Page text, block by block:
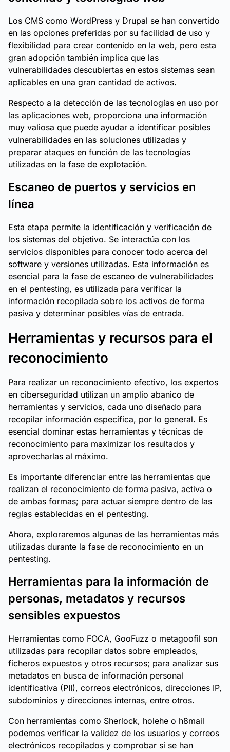
Los CMS como WordPress y Drupal se han convertido
en las opciones preferidas por su facilidad de uso y
flexibilidad para crear contenido en la web, pero esta
gran adopción también implica que las
vulnerabilidades descubiertas en estos sistemas sean
aplicables en una gran cantidad de activos.
Respecto a la detección de las tecnologías en uso por
las aplicaciones web, proporciona una información
muy valiosa que puede ayudar a identificar posibles
vulnerabilidades en las soluciones utilizadas y
preparar ataques en función de las tecnologías
utilizadas en la fase de explotación.
Escaneo de puertos y servicios en
línea
Esta etapa permite la identificación y verificación de
los sistemas del objetivo. Se interactúa con los
servicios disponibles para conocer todo acerca del
software y versiones utilizadas. Esta información es
esencial para la fase de escaneo de vulnerabilidades
en el pentesting, es utilizada para verificar la
información recopilada sobre los activos de forma
pasiva y determinar posibles vías de entrada.
Herramientas y recursos para el
reconocimiento
Para realizar un reconocimiento efectivo, los expertos
en ciberseguridad utilizan un amplio abanico de
herramientas y servicios, cada uno diseñado para
recopilar información específica, por lo general. Es
esencial dominar estas herramientas y técnicas de
reconocimiento para maximizar los resultados y
aprovecharlas al máximo.
Es importante diferenciar entre las herramientas que
realizan el reconocimiento de forma pasiva, activa o
de ambas formas; para actuar siempre dentro de las
reglas establecidas en el pentesting.
Ahora, exploraremos algunas de las herramientas más
utilizadas durante la fase de reconocimiento en un
pentesting.
Herramientas para la información de
personas, metadatos y recursos
sensibles expuestos
Herramientas como FOCA, GooFuzz o metagoofil son
utilizadas para recopilar datos sobre empleados,
ficheros expuestos y otros recursos; para analizar sus
metadatos en busca de información personal
identificativa (PII), correos electrónicos, direcciones IP,
subdominios y direcciones internas, entre otros.
Con herramientas como Sherlock, holehe o h8mail
podemos verificar la validez de los usuarios y correos
electrónicos recopilados y comprobar si se han